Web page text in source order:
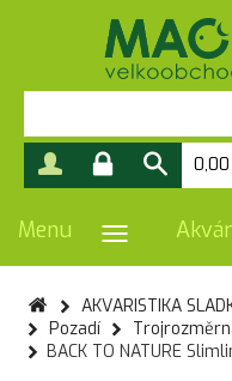
0,00
PŘEPNOUT
Menu
AKVARISTIKA
Pozadí
BACK TO NATURE